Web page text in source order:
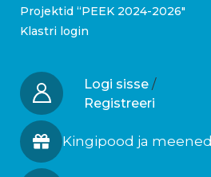
Projektid “PEEK 2024-2026″
Klastri login
Logi sisse /
Registreeri
Kingipood ja meened